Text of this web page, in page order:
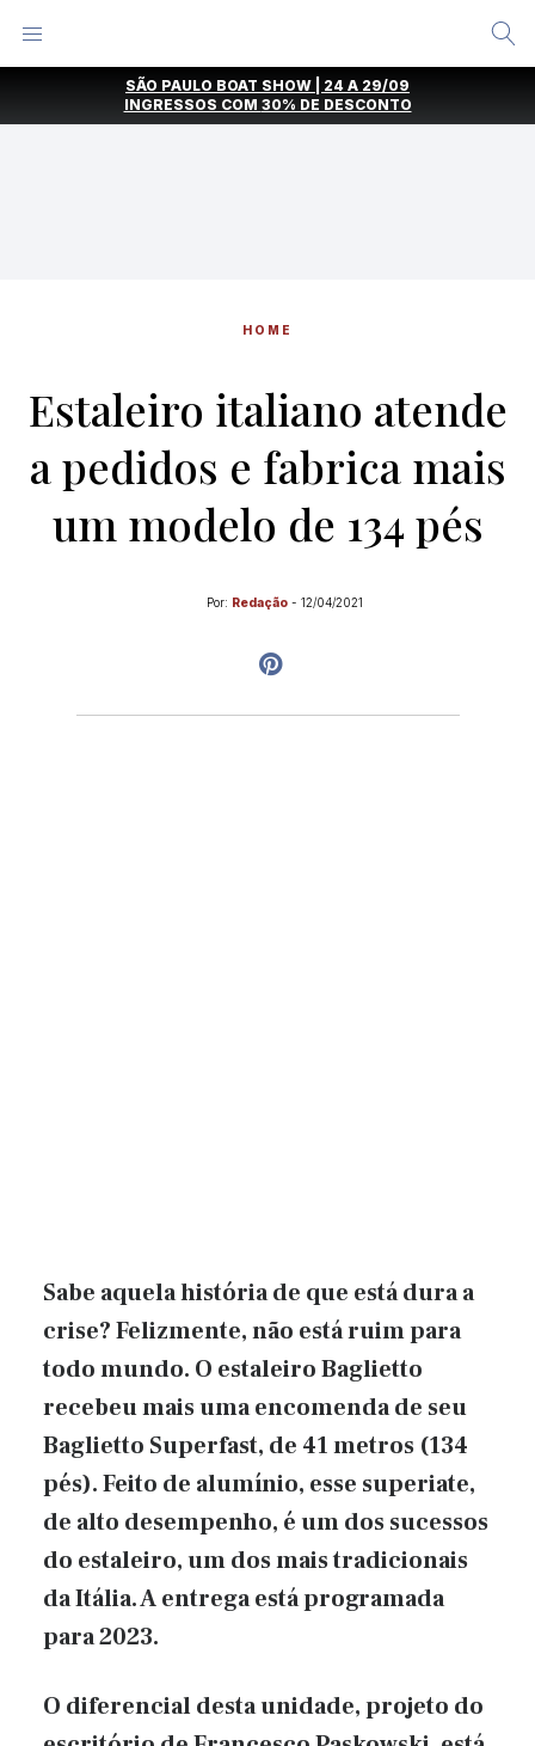
SÃO PAULO BOAT SHOW | 24 A 29/09
INGRESSOS COM 30% DE DESCONTO
HOME
Estaleiro italiano atende
a pedidos e fabrica mais
um modelo de 134 pés
Por: Redação - 12/04/2021
Sabe aquela história de que está dura a
crise? Felizmente, não está ruim para
todo mundo. O estaleiro Baglietto
recebeu mais uma encomenda de seu
Baglietto Superfast, de 41 metros (134
pés). Feito de alumínio, esse superiate,
de alto desempenho, é um dos sucessos
do estaleiro, um dos mais tradicionais
da Itália. A entrega está programada
para 2023.
O diferencial desta unidade, projeto do